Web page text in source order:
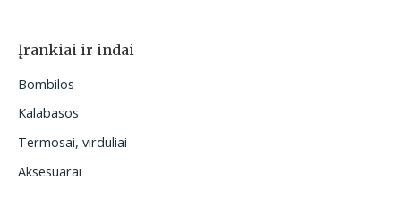
Įrankiai ir indai
Bombilos
Kalabasos
Termosai, virduliai
Aksesuarai